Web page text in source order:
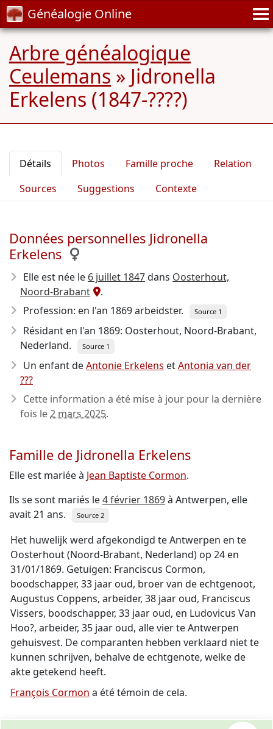
Généalogie Online
Arbre généalogique
Ceulemans » Jidronella
Erkelens (1847-????)
Détails Photos Famille proche
Relation
Sources
Suggestions Contexte
Données personnelles Jidronella
Erkelens
Elle est née le 6 juillet 1847dans Oosterhout,
Noord-Brabant
.
Profession: en l'an 1869 arbeidster.
Source 1
Résidant en l'an 1869: Oosterhout, Noord-Brabant,
Nederland.
Source 1
Un enfant deAntonie Erkelens etAntonia van der
???
Cette information a été mise à jour pour la dernière
fois le2 mars 2025.
Famille de Jidronella Erkelens
Elle est mariée à Jean Baptiste Cormon.
Ils se sont mariés le4 février 1869à Antwerpen, elle
avait 21 ans.
Source 2
Het huwelijk werd afgekondigd te Antwerpen en te
Oosterhout (Noord-Brabant, Nederland) op 24 en
31/01/1869. Getuigen: Franciscus Cormon,
boodschapper, 33 jaar oud, broer van de echtgenoot,
Augustus Coppens, arbeider, 38 jaar oud, Franciscus
Vissers, boodschapper, 33 jaar oud, en Ludovicus Van
Hoo?, arbeider, 35 jaar oud, alle vier te Antwerpen
gehuisvest. De comparanten hebben verklaard niet te
kunnen schrijven, behalve de echtgenote, welke de
akte getekend heeft.
François Cormon a été témoin de cela.